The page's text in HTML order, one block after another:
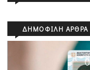
ΔΗΜΟΦΙΛΉ ΆΡΘΡΑ